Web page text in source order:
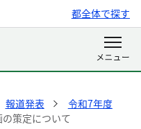
都全体で探す
報道発表
令和7年度
策定について